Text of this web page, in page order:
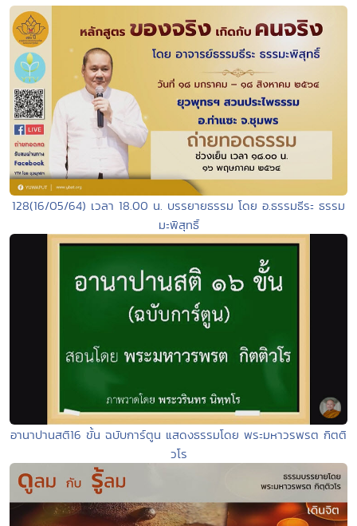
128(16/05/64) เวลา 18.00 น. บรรยายธรรม โดย อ.ธรรมธีระ ธรรม
มะพิสุทธิ์
อานาปานสติ16 ขั้น ฉบับการ์ตูน แสดงธรรมโดย พระมหาวรพรต กิตติ
วโร